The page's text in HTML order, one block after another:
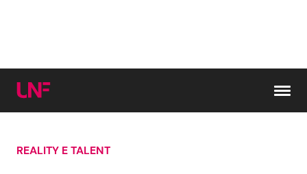
Cerca:
REALITY E TALENT